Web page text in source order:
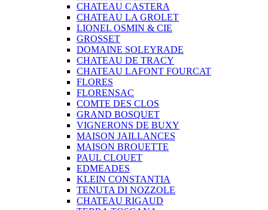
CHATEAU CASTERA
CHATEAU LA GROLET
LIONEL OSMIN & CIE
GROSSET
DOMAINE SOLEYRADE
CHATEAU DE TRACY
CHATEAU LAFONT FOURCAT
FLORES
FLORENSAC
COMTE DES CLOS
GRAND BOSQUET
VIGNERONS DE BUXY
MAISON JAILLANCES
MAISON BROUETTE
PAUL CLOUET
EDMEADES
KLEIN CONSTANTIA
TENUTA DI NOZZOLE
CHATEAU RIGAUD